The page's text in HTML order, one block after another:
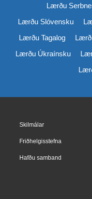
Lærðu
Lærðu Slóvensku
Lærðu Tagalog
Lærðu Úkraínsku
Skilmálar
Friðhelgisstefna
Hafðu samband